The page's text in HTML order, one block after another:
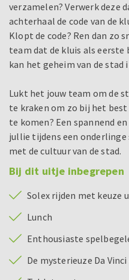
verzamelen? Verwerk deze
achterhaal de code van de
Klopt de code? Ren dan zo
team dat de kluis als eerste
kan het geheim van de stad
Lukt het jouw team om de
te kraken om zo bij het best
te komen? Een spannend
jullie tijdens een
met de cultuur van de stad.
Bij dit uitje inbegrepen
Solex rijden met keuze
Lunch
Enthousiaste
De mysterieuze Da Vinci